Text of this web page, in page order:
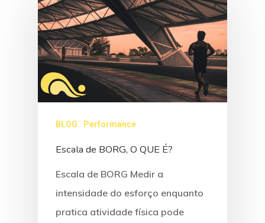
BLOG Performance
Escala de BORG, O QUE É?
Escala de BORG Medir a
intensidade do esforço enquanto
pratica atividade física pode
Home
Fale Conosco